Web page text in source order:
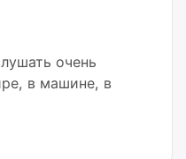
очень
в машине, в